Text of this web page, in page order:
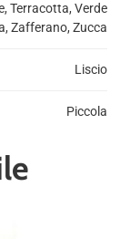
Terracotta, Verde
Zafferano, Zucca
Liscio
Piccola